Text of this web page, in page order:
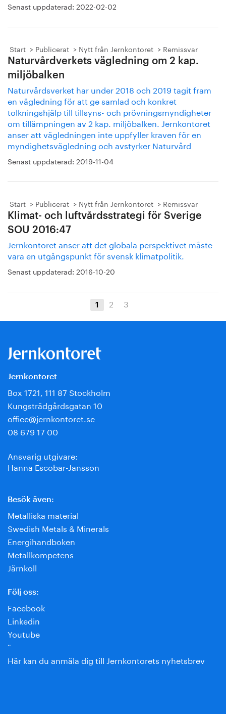
Senast uppdaterad: 2022-02-02
Start Publicerat Nytt från Jernkontoret Remissvar
Naturvårdverkets vägledning om 2 kap.
miljöbalken
Naturvårdsverket har under 2018 och 2019 tagit fram
en vägledning för att ge samlad och konkret
tolkningshjälp till tillsyns- och prövningsmyndigheter
om tillämpningen av 2 kap. miljöbalken. Jernkontoret
anser att vägledningen inte uppfyller kraven för en
myndighetsvägledning och avstyrker Naturvård
Senast uppdaterad: 2019-11-04
Start Publicerat Nytt från Jernkontoret Remissvar
Klimat- och luftvårdsstrategi för Sverige
SOU 2016:47
Jernkontoret anser att det globala perspektivet måste
vara en utgångspunkt för svensk klimatpolitik.
Senast uppdaterad: 2016-10-20
1 2 3
Jernkontoret
Box 1721, 111 87 Stockholm
Kungsträdgårdsgatan 10
office@jernkontoret.se
08 679 17 00
Ansvarig utgivare:
Hanna Escobar-Jansson
Besök även:
Metalliska material
Swedish Metals & Minerals
Energihandboken
Metallkompetens
Järnkoll
Följ oss:
Facebook
Linkedin
Youtube
¨
Här kan du anmäla dig till Jernkontorets nyhetsbrev